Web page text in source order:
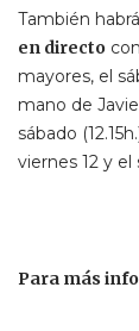
También habrá
en directo
mayores, el
mano de
sábado
viernes 12 y el
Para más